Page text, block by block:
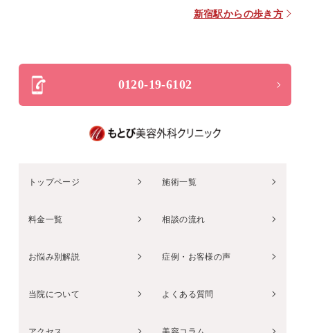
新宿駅からの歩き方
0120-19-6102
トップページ 施術一覧
料金一覧 相談の流れ
お悩み別解説 症例・お客様の声
当院について よくある質問